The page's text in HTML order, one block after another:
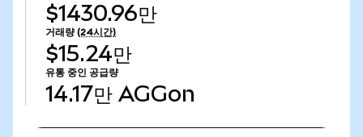
$1430.96만
거래량 (24시간)
$15.24만
유통 중인 공급량
14.17만 AGGon